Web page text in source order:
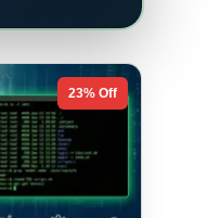
23% Off